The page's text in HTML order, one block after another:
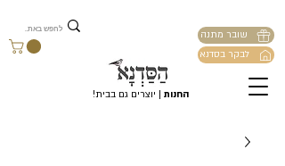
החנות | יוצרים גם בבית!
שובר מתנה
לבקר בסדנא